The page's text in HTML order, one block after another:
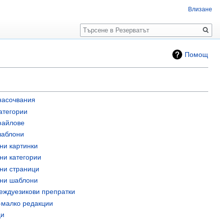
Помощ
картинки
категории
страници
шаблони
препратки
редакции
Влизане
Търсене